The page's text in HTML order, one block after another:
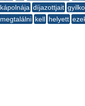
kápolnája díjazottjait
megtalálni kell helyett